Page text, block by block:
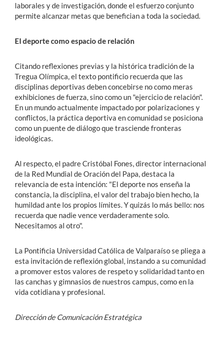
laborales y de investigación, donde el esfuerzo conjunto
permite alcanzar metas que benefician a toda la sociedad.
El deporte como espacio de relación
Citando reflexiones previas y la histórica tradición de la
Tregua Olímpica, el texto pontificio recuerda que las
disciplinas deportivas deben concebirse no como meras
exhibiciones de fuerza, sino como un "ejercicio de relación".
En un mundo actualmente impactado por polarizaciones y
conflictos, la práctica deportiva en comunidad se posiciona
como un puente de diálogo que trasciende fronteras
ideológicas.
Al respecto, el padre Cristóbal Fones, director internacional
de la Red Mundial de Oración del Papa, destaca la
relevancia de esta intención: "El deporte nos enseña la
constancia, la disciplina, el valor del trabajo bien hecho, la
humildad ante los propios límites. Y quizás lo más bello: nos
recuerda que nadie vence verdaderamente solo.
Necesitamos al otro".
La Pontificia Universidad Católica de Valparaíso se pliega a
esta invitación de reflexión global, instando a su comunidad
a promover estos valores de respeto y solidaridad tanto en
las canchas y gimnasios de nuestros campus, como en la
vida cotidiana y profesional.
Dirección de Comunicación Estratégica